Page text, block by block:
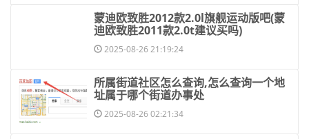
​蒙迪欧致胜2012款2.0l旗舰运动版吧(蒙
迪欧致胜2011款2.0t建议买吗)
2025-08-26 21:19:24
​所属街道社区怎么查询,怎么查询一个地
址属于哪个街道办事处
2025-08-26 02:21:34